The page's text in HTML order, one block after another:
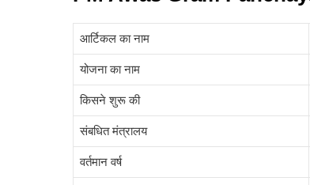
आर्टिकल का नाम
योजना का नाम
किसने शुरू की
संबधित मंत्रालय
वर्तमान वर्ष